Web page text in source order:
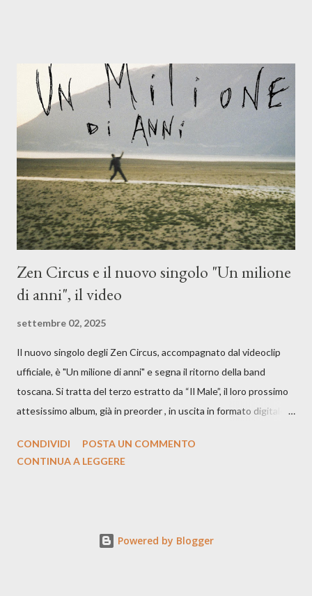
Dicevamo. Ed è da qui che il nostro inizia questo concept
musicale, con " Che ora è" , raccontando la separazione dalla
moglie, del senso di sconfitta e del caldo afoso che opprime,
giusta condizione di sopraffazione: "Non so che ora è, che giorno
è, di questa estate che...". E' raro fare uscire come singolo una
cover, ma...
Zen Circus e il nuovo singolo "Un milione
di anni", il video
settembre 02, 2025
Il nuovo singolo degli Zen Circus, accompagnato dal videoclip
ufficiale, è "Un milione di anni" e segna il ritorno della band
toscana. Si tratta del terzo estratto da “Il Male”, il loro prossimo
attesissimo album, già in preorder , in uscita in formato digitale il
Records. GUARDA IL VIDEO: CREDITI Produced by A71
Alice Pedroletti, Ilaria Magliocchetti Lombi, Maria Radicchi,
CONDIVIDI
POSTA UN COMMENTO
CONTINUA A LEGGERE
Powered by Blogger